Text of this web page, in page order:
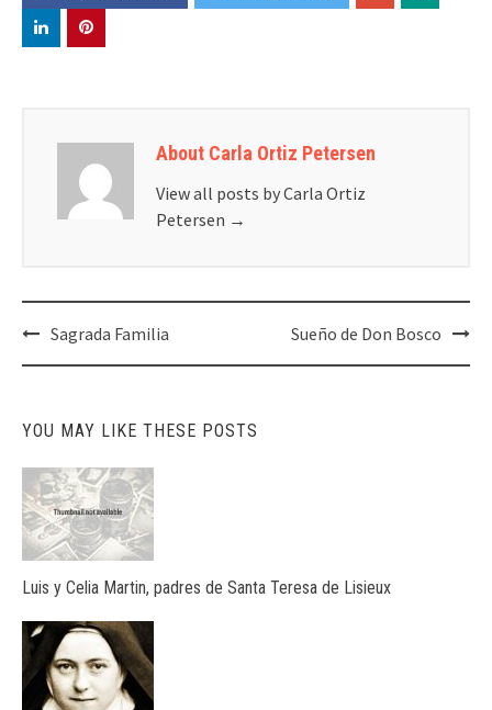
About Carla Ortiz Petersen
View all posts by Carla Ortiz
Petersen →
Post
navigation
Sagrada Familia Sueño de Don Bosco
YOU MAY LIKE THESE POSTS
Luis y Celia Martin, padres de Santa Teresa de Lisieux